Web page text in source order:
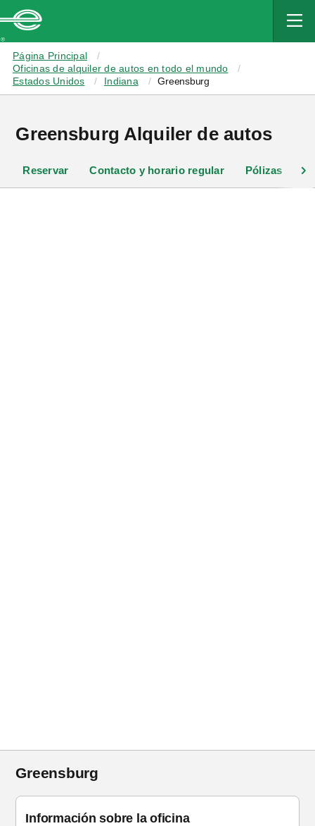
CONTENT
Página Principal
Oficinas de alquiler de autos en todo el mundo
Estados Unidos
Indiana Greensburg
Greensburg Alquiler de autos
Reservar Contacto y horario regular Pólizas
Greensburg
Información sobre la oficina